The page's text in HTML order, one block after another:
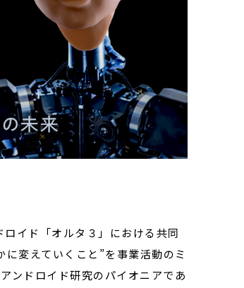
イド「オルタ３」における共同
変えていくこと”を事業活動のミ
ンドロイド研究のパイオニアであ